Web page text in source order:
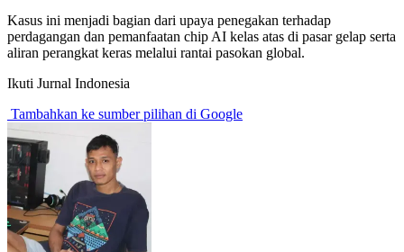
Kasus ini menjadi bagian dari upaya penegakan terhadap
perdagangan dan pemanfaatan chip AI kelas atas di pasar gelap serta
aliran perangkat keras melalui rantai pasokan global.
Ikuti Jurnal Indonesia
Tambahkan ke sumber pilihan di Google